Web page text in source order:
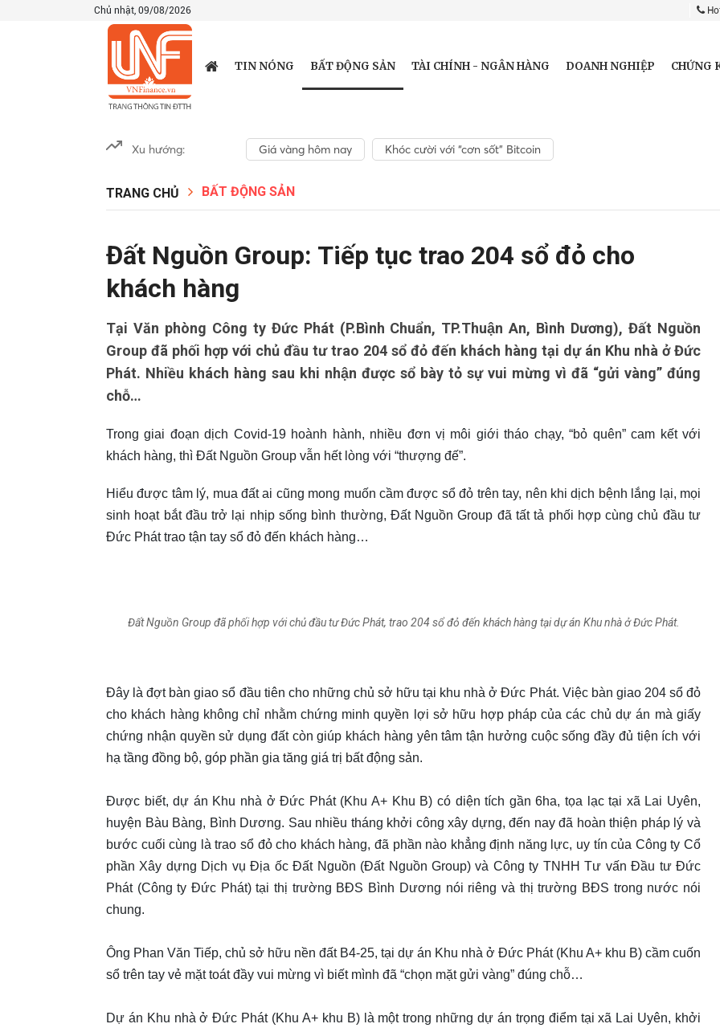
Chủ nhật, 09/08/2026
TIN NÓNG BẤT ĐỘNG SẢN TÀI CHÍNH - NGÂN HÀNG DOANH NGHIỆP CHỨNG
Xu hướng: Giá vàng hôm nay Khóc cười với “cơn sốt” Bitcoin
TRANG CHỦ BẤT ĐỘNG SẢN
Đất Nguồn Group: Tiếp tục trao 204 sổ đỏ cho
khách hàng
Tại Văn phòng Công ty Đức Phát (P.Bình Chuẩn, TP.Thuận An, Bình Dương), Đất Nguồn
Group đã phối hợp với chủ đầu tư trao 204 sổ đỏ đến khách hàng tại dự án Khu nhà ở Đức
Phát. Nhiều khách hàng sau khi nhận được sổ bày tỏ sự vui mừng vì đã “gửi vàng” đúng
chỗ…
Trong giai đoạn dịch Covid-19 hoành hành, nhiều đơn vị môi giới tháo chạy, “bỏ quên” cam kết với
khách hàng, thì Đất Nguồn Group vẫn hết lòng với “thượng đế”.
Hiểu được tâm lý, mua đất ai cũng mong muốn cầm được sổ đỏ trên tay, nên khi dịch bệnh lắng lại, mọi
sinh hoạt bắt đầu trở lại nhịp sống bình thường, Đất Nguồn Group đã tất tả phối hợp cùng chủ đầu tư
Đức Phát trao tận tay sổ đỏ đến khách hàng…
Đất Nguồn Group đã phối hợp với chủ đầu tư Đức Phát, trao 204 sổ đỏ đến khách hàng tại dự án Khu nhà ở Đức Phát.
Đây là đợt bàn giao sổ đầu tiên cho những chủ sở hữu tại khu nhà ở Đức Phát. Việc bàn giao 204 sổ đỏ
cho khách hàng không chỉ nhằm chứng minh quyền lợi sở hữu hợp pháp của các chủ dự án mà giấy
chứng nhận quyền sử dụng đất còn giúp khách hàng yên tâm tận hưởng cuộc sống đầy đủ tiện ích với
hạ tầng đồng bộ, góp phần gia tăng giá trị bất động sản.
Được biết, dự án Khu nhà ở Đức Phát (Khu A+ Khu B) có diện tích gần 6ha, tọa lạc tại xã Lai Uyên,
huyện Bàu Bàng, Bình Dương. Sau nhiều tháng khởi công xây dựng, đến nay đã hoàn thiện pháp lý và
bước cuối cùng là trao sổ đỏ cho khách hàng, đã phần nào khẳng định năng lực, uy tín của Công ty Cổ
phần Xây dựng Dịch vụ Địa ốc Đất Nguồn (Đất Nguồn Group) và Công ty TNHH Tư vấn Đầu tư Đức
Phát (Công ty Đức Phát) tại thị trường BĐS Bình Dương nói riêng và thị trường BĐS trong nước nói
chung.
Ông Phan Văn Tiếp, chủ sở hữu nền đất B4-25, tại dự án Khu nhà ở Đức Phát (Khu A+ khu B) cầm cuốn
sổ trên tay vẻ mặt toát đầy vui mừng vì biết mình đã “chọn mặt gửi vàng” đúng chỗ…
Dự án Khu nhà ở Đức Phát (Khu A+ khu B) là một trong những dự án trọng điểm tại xã Lai Uyên, khởi